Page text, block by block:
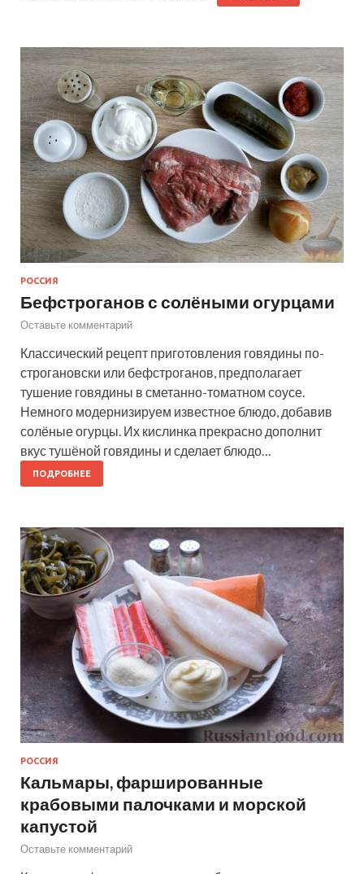
РОССИЯ
Бефстроганов с солёными огурцами
Оставьте комментарий
Классический рецепт приготовления говядины по-
строгановски или бефстроганов, предполагает
тушение говядины в сметанно-томатном соусе.
Немного модернизируем известное блюдо, добавив
солёные огурцы. Их кислинка прекрасно дополнит
вкус тушёной говядины и сделает блюдо…
ПОДРОБНЕЕ
РОССИЯ
Кальмары, фаршированные
крабовыми палочками и морской
капустой
Оставьте комментарий